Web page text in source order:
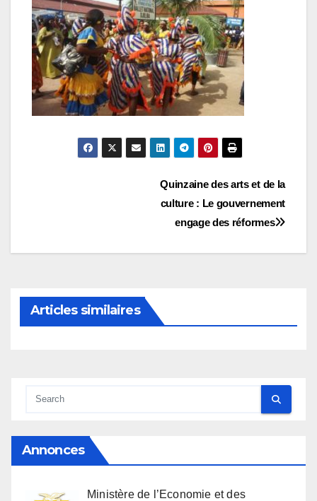
l’article
Quinzaine des arts et de la
culture : Le gouvernement
engage des réformes
Articles similaires
Annonces
Ministère de l’Economie et des